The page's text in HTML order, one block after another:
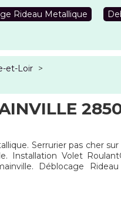
Rideau Metallique
et-Loir >
Serrurier pas cher
Installation Volet
Déblocage